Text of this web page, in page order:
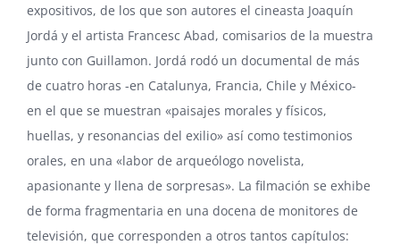
expositivos, de los que son autores el cineasta Joaquín
Jordá y el artista Francesc Abad, comisarios de la muestra
junto con Guillamon. Jordá rodó un documental de más
de cuatro horas -en Catalunya, Francia, Chile y México-
en el que se muestran «paisajes morales y físicos,
huellas, y resonancias del exilio» así como testimonios
orales, en una «labor de arqueólogo novelista,
apasionante y llena de sorpresas». La filmación se exhibe
de forma fragmentaria en una docena de monitores de
televisión, que corresponden a otros tantos capítulos: